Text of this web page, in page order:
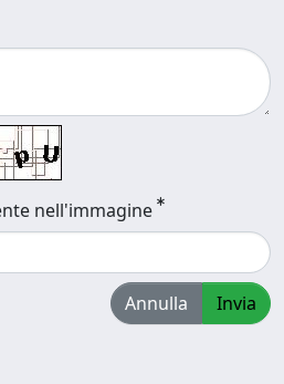
nell'immagine
Annulla Invia